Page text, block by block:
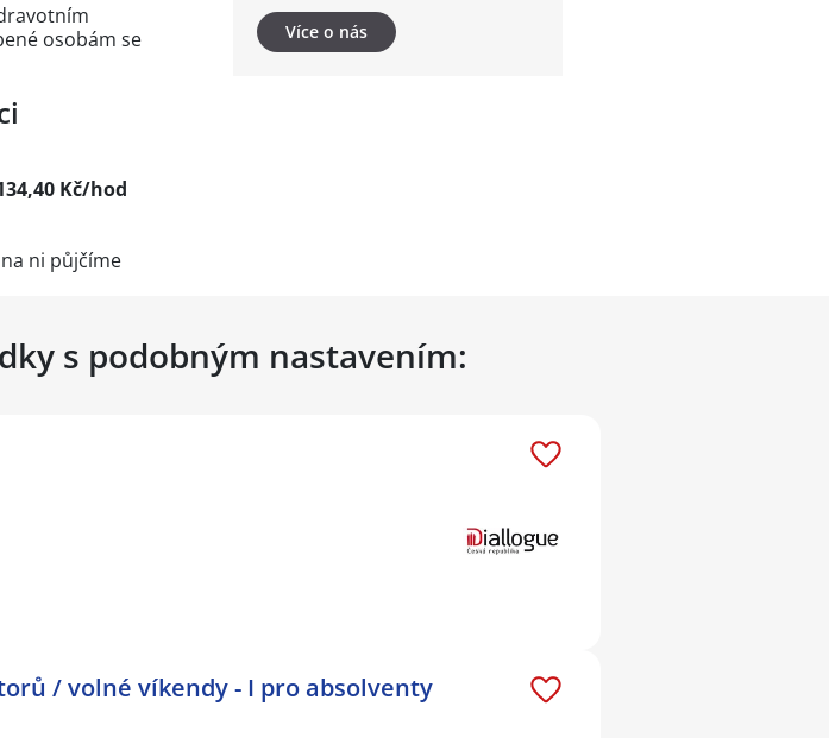
Více o nás
osobám se
Kč/hod
ni půjčíme
s podobným nastavením:
/ volné víkendy - I pro absolventy